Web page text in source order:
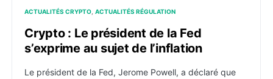
ACTUALITÉS CRYPTO ACTUALITÉS RÉGULATION
Crypto : Le président de la Fed
s’exprime au sujet de l’inflation
Le président de la Fed, Jerome Powell, a déclaré que